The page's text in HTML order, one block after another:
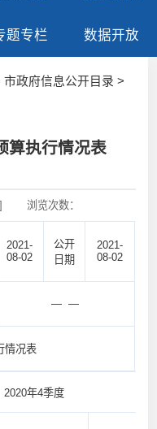
题专栏 数据开放
市政府信息公开目录 >
算执行情况表
浏览次数：
2021-
08-02
公开
日期
2021-
08-02
— —
情况表
2020年4季度